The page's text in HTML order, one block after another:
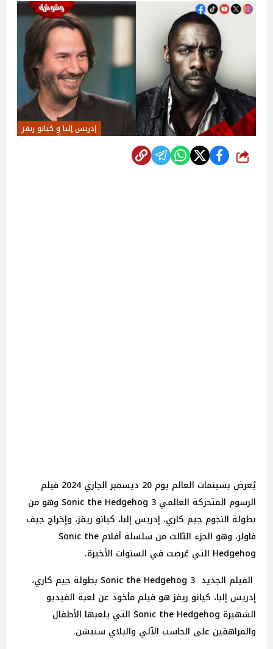
إدريس إلبا و كيانو ريفز
شارك
يُعرض بسينمات العالم يوم 20 ديسمبر الجاري 2024 فيلم
الرسوم المتحركة العالمي Sonic the Hedgehog 3 وهو من
بطولة النجوم جيم كاري، إدريس إلبا، كيانو ريفز، وإخراج جيف
فاولر، وهو الجزء الثالث من سلسلة أفلام Sonic the
Hedgehog التي عُرضت في السنوات الأخيرة.
الفيلم الجديد Sonic the Hedgehog 3 بطولة جيم كاري،
إدريس إلبا، كيانو ريفز هو فيلم مأخوذ عن لعبة الفيديو
الشهيرة Sonic the Hedgehog التي يلعبها الأطفال
والمراهقين على الحاسب الآلي والبلاي ستيشن.